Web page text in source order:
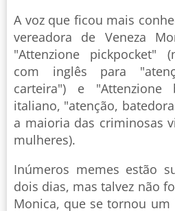
A voz que ficou mais
vereadora de Veneza
"Attenzione pickpocket"
com inglês para
carteira") e "Attenzione
italiano, "atenção,
a maioria das criminosas
mulheres).
Inúmeros memes estão
dois dias, mas talvez não
Monica, que se tornou